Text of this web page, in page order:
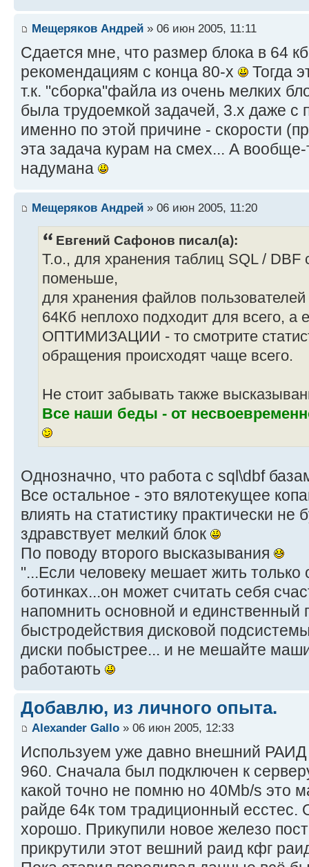
Мещеряков Андрей » 06 июн 2005, 11:11
Сдается мне, что размер блока в 64
рекомендациям с конца 80-х
Тогда
т.к. "сборка"файла из очень мелких
была трудоемкой задачей, 3.х даже с
именно по этой причине - скорости
эта задача курам на смех... А
надумана
Мещеряков Андрей » 06 июн 2005, 11:20
Евгений Сафонов писал(а):
Т.о., для хранения таблиц SQL / DBF
поменьше,
для хранения файлов
64Кб неплохо подходит для всего,
ОПТИМИЗАЦИИ - то смотрите
обращения происходят чаще всего.
Не стоит забывать также
Все наши беды - от
Однозначно, что работа с sql\dbf
Все остальное - это вялотекущее
влиять на статистику практически не
здравствует мелкий блок
По поводу второго высказывания
"...Если человеку мешает жить только
ботинках...он может считать себя
напомнить основной и
быстродействия дисковой
диски побыстрее... и не мешайте
работають
Добавлю, из личного опыта.
Alexander Gallo » 06 июн 2005, 12:33
Используем уже давно внешний
960. Сначала был подключен к
какой точно не помню но 40Mb/s это
райде 64к том традиционный есстес.
хорошо. Прикупили новое железо
прикрутили этот вешний раид кфг